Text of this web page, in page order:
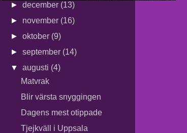
►december (13)
► november (16)
►oktober (9)
►september (14)
▼augusti (4)
Matvrak
Blir värsta snyggingen
Dagens mest otippade
Tjejkväll i Uppsala